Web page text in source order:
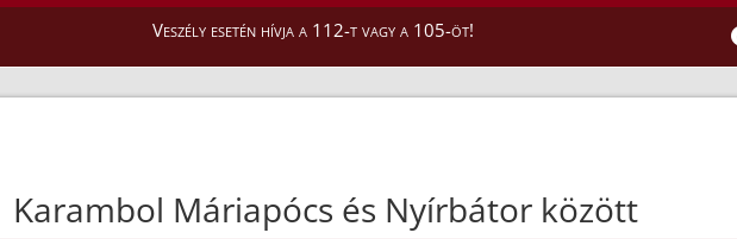
Veszély esetén hívja a 112-t vagy a 105-öt!
Karambol Máriapócs és Nyírbátor között